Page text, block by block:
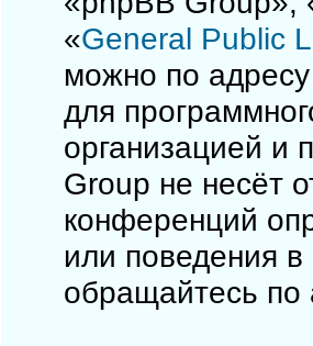
«General Public
можно по адресу
для
организацией и
Group не несёт
конференций
или поведения
обращайтесь по